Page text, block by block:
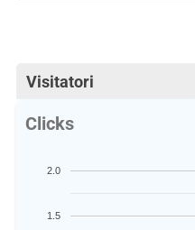
Visitatori
Clicks
1.5
2.0